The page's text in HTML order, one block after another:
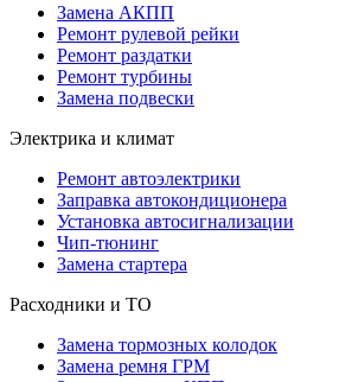
Замена АКПП
Ремонт рулевой рейки
Ремонт раздатки
Ремонт турбины
Замена подвески
Электрика и климат
Ремонт автоэлектрики
Заправка автокондиционера
Установка автосигнализации
Чип-тюнинг
Замена стартера
Расходники и ТО
Замена тормозных колодок
Замена ремня ГРМ